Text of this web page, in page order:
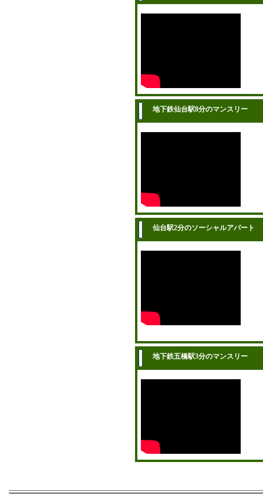
地下鉄仙台駅8分のマンスリー
仙台駅2分のソーシャルアパート
地下鉄五橋駅3分のマンスリー